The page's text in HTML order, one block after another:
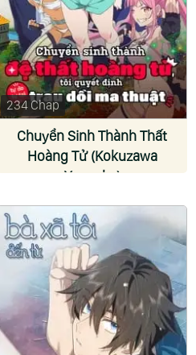
234 Chap
Chuyển Sinh Thành Thất
Hoàng Tử (Kokuzawa
Yousuke)